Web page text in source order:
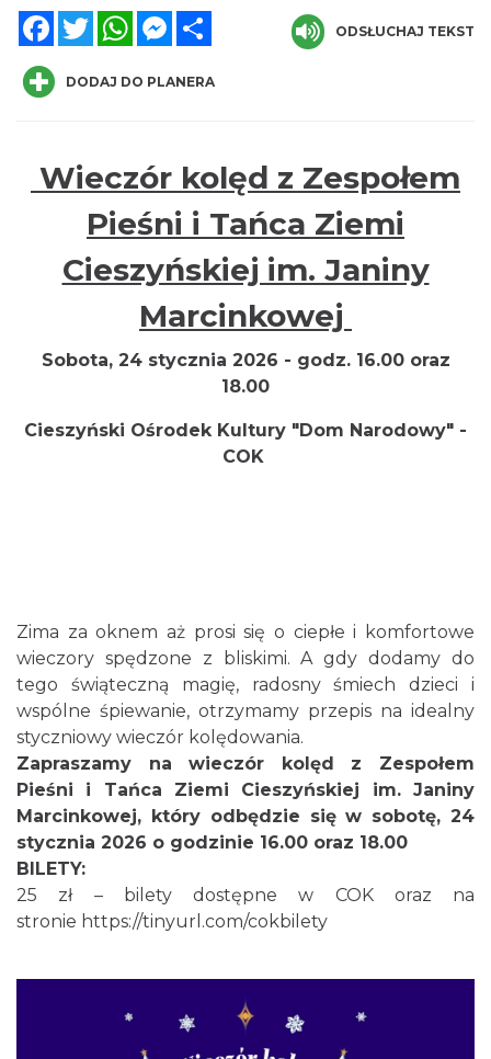
INTERPRETACJE "Miesiofoto" - wernisaż
wystawy zdjęć miesiąca Cieszyńskiego
2026-08-07
0.00 km
Cieszyn
2026-08-21
0.06 km
Cieszyn
FacebookTwitterWhatsAppMessenger
ODSŁUCHAJ TEKST
DODAJ DO PLANERA
Wieczór kolęd z Zespołem
Pieśni i Tańca Ziemi
Cieszyńskiej im. Janiny
Marcinkowej
Sobota, 24 stycznia 2026 - godz. 16.00 oraz
18.00
Cieszyński Ośrodek Kultury "Dom Narodowy" -
COK
Zima za oknem aż prosi się o ciepłe i komfortowe
wieczory spędzone z bliskimi. A gdy dodamy do
tego świąteczną magię, radosny śmiech dzieci i
wspólne śpiewanie, otrzymamy przepis na idealny
styczniowy wieczór kolędowania.
Zapraszamy na wieczór kolęd z Zespołem
Pieśni i Tańca Ziemi Cieszyńskiej im. Janiny
Marcinkowej, który odbędzie się w sobotę, 24
stycznia 2026 o godzinie 16.00 oraz 18.00
BILETY:
25 zł – bilety dostępne w COK oraz na
stronie https://tinyurl.com/cokbilety